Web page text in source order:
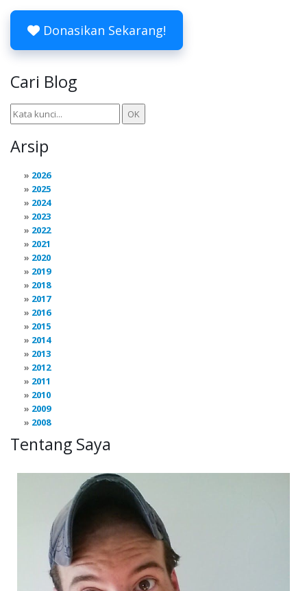
Donasikan Sekarang!
Cari Blog
Arsip
2026
2025
2024
2023
2022
2021
2020
2019
2018
2017
2016
2015
2014
2013
2012
2011
2010
2009
2008
Tentang Saya